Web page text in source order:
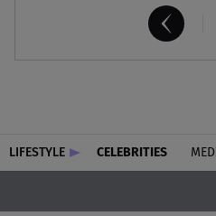
LIFESTYLE CELEBRITIES